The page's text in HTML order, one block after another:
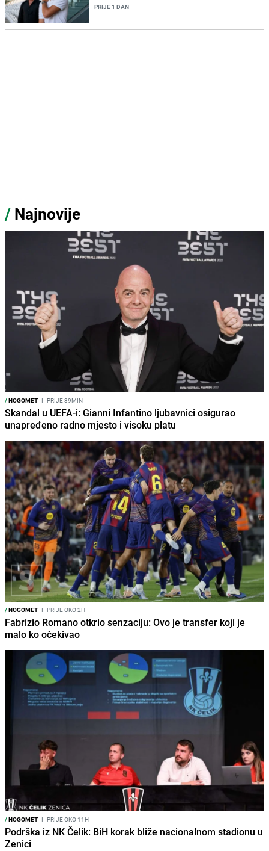
PRIJE 1 DAN
/ Najnovije
/NOGOMET I PRIJE 39MIN
Skandal u UEFA-i: Gianni Infantino ljubavnici osigurao
unapređeno radno mjesto i visoku platu
/NOGOMET I PRIJE OKO 2H
Fabrizio Romano otkrio senzaciju: Ovo je transfer koji je
malo ko očekivao
/NOGOMET I PRIJE OKO 11H
Podrška iz NK Čelik: BiH korak bliže nacionalnom stadionu u
Zenici